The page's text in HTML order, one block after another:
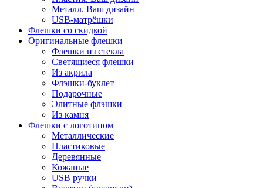
Металл. Ваш дизайн
USB-матрёшки
Флешки со скидкой
Оригинальные флешки
Флешки из стекла
Светящиеся флешки
Из акрила
Флэшки-буклет
Подарочные
Элитные флэшки
Из камня
Флешки с логотипом
Металлические
Пластиковые
Деревянные
Кожаные
USB ручки